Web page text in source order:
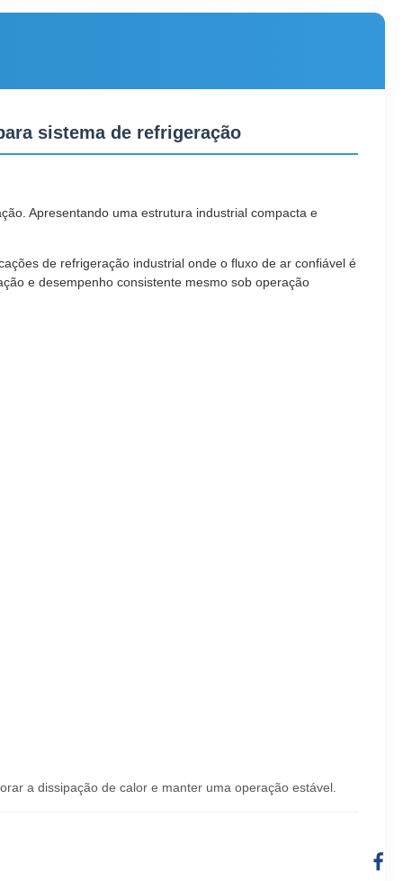
sistema de refrigeração
Apresentando uma estrutura industrial compacta e
de refrigeração industrial onde o fluxo de ar confiável é
e desempenho consistente mesmo sob operação
a dissipação de calor e manter uma operação estável.